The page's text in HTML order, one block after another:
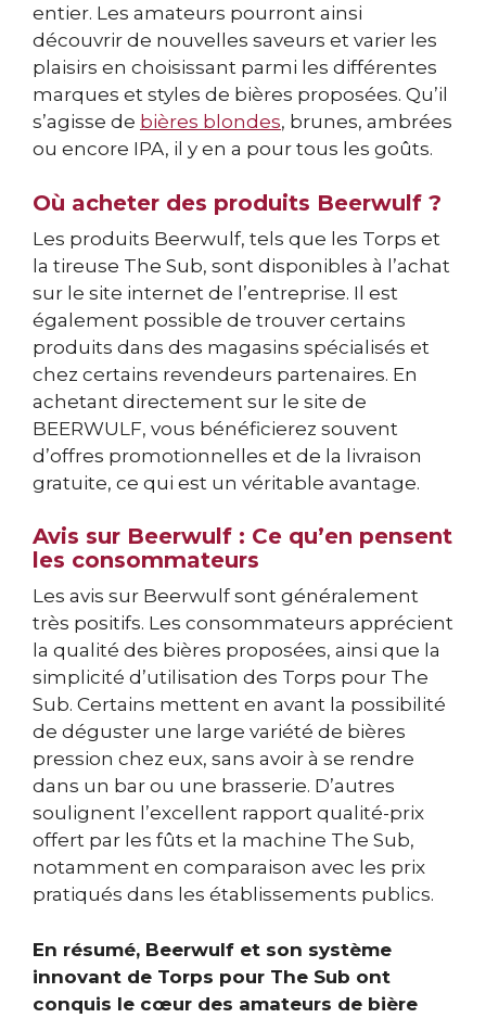
entier. Les amateurs pourront ainsi
découvrir de nouvelles saveurs et varier les
plaisirs en choisissant parmi les différentes
marques et styles de bières proposées. Qu’il
s’agisse de bières blondes, brunes, ambrées
ou encore IPA, il y en a pour tous les goûts.
Où acheter des produits Beerwulf ?
Les produits Beerwulf, tels que les Torps et
la tireuse The Sub, sont disponibles à l’achat
sur le site internet de l’entreprise. Il est
également possible de trouver certains
produits dans des magasins spécialisés et
chez certains revendeurs partenaires. En
achetant directement sur le site de
BEERWULF, vous bénéficierez souvent
d’offres promotionnelles et de la livraison
gratuite, ce qui est un véritable avantage.
Avis sur Beerwulf : Ce qu’en pensent
les consommateurs
Les avis sur Beerwulf sont généralement
très positifs. Les consommateurs apprécient
la qualité des bières proposées, ainsi que la
simplicité d’utilisation des Torps pour The
Sub. Certains mettent en avant la possibilité
de déguster une large variété de bières
pression chez eux, sans avoir à se rendre
dans un bar ou une brasserie. D’autres
soulignent l’excellent rapport qualité-prix
offert par les fûts et la machine The Sub,
notamment en comparaison avec les prix
pratiqués dans les établissements publics.
En résumé, Beerwulf et son système
innovant de Torps pour The Sub ont
conquis le cœur des amateurs de bière